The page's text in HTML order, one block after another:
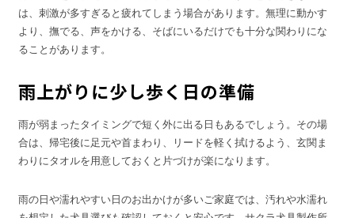
は、刺激が多すぎると疲れてしまう場合があります。無理に動かす
より、撫でる、声をかける、そばにいるだけでも十分な関わりにな
ることがあります。
雨上がりに少し歩く日の準備
雨が弱まったタイミングで短く外に出る日もあるでしょう。その場
合は、帰宅後に足元や首まわり、リードを軽く拭けるよう、玄関ま
わりにタオルを用意しておくと片づけが楽になります。
雨の日や濡れやすい日のお出かけが多いご家庭では、汚れや水濡れ